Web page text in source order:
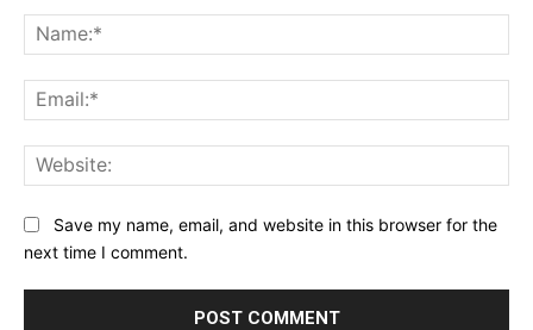
Save my name, email, and website in this browser for the
next time I comment.